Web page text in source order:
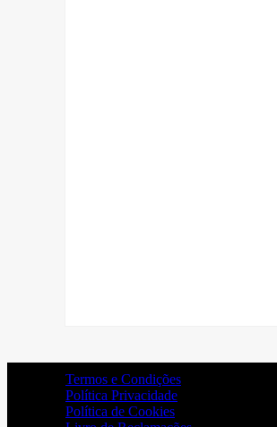
Termos e Condições
Política Privacidade
Política de Cookies